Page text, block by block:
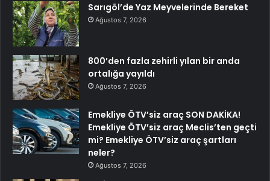
Sarıgöl’de Yaz Meyvelerinde Bereket
Ağustos 7, 2026
800’den fazla zehirli yılan bir anda
ortalığa yayıldı
Ağustos 7, 2026
Emekliye ÖTV’siz araç SON DAKİKA!
Emekliye ÖTV’siz araç Meclis’ten geçti
mi? Emekliye ÖTV’siz araç şartları
neler?
Ağustos 7, 2026